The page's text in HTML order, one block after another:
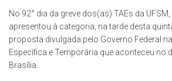
No 92° dia da greve dos(as) TAEs da
apresentou à categoria, na tarde desta
proposta divulgada pelo Governo Federal
Específica e Temporária que aconteceu no
Brasília.